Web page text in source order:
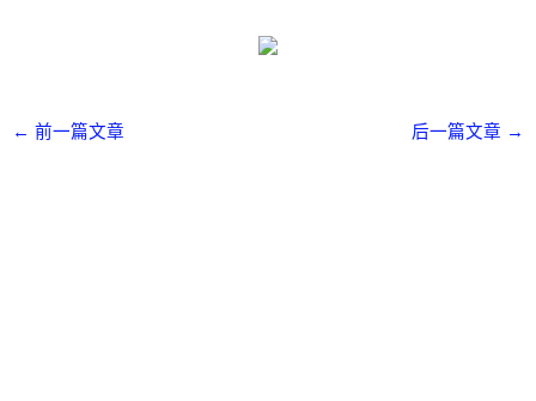
← 前一篇文章 后一篇文章 →